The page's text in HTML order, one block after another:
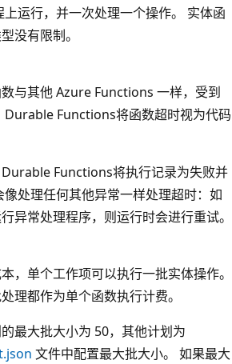
运行，并一次处理一个操作。 实体函
没有限制。
与其他 Azure Functions 一样，受到
Durable Functions将函数超时视为代码
Functions将执行记录为失败并
处理任何其他异常一样处理超时：如
异常处理程序，则运行时会进行重试。
，单个工作项可以执行一批实体操作。
理都作为单个函数执行计费。
最大批大小为 50，其他计划为
文件中配置最大批大小。 如果最大